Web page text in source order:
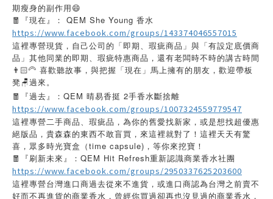
期瘦身的副作用😄
🧧『現在』： QEM She Young 香水
https://www.facebook.com/groups/143374046557015
這裡專營現貨，自己公司的「即期、瑕疵商品」與「有設定底價商
品」其他同業的即期、瑕疵特惠商品，還有老闆時不時的講古時間
👨🏻‍🦳 喜歡聽故事，與把握「現在」馬上擁有的朋友，歡迎帶板
凳🪑過來。
🧧『過去』：QEM 晴易香挺 2手香水斷捨離
https://www.facebook.com/groups/1007324559779547
這裡專營二手商品、瑕疵品，為你的舊愛找新家，或是想找超優惠
絕版品，貴森森的東西不敢盲買，來這裡就對了！這裡天天有驚
喜，眾多時光寶盒（time capsule)，等你來挖寶！
🧧『刷新未來』：QEM Hit Refresh重新認識商業香水社團
https://www.facebook.com/groups/2950337625203600
這裡專營台灣進口商過去從來不進貨，或進口商認為台灣之前賣不
好而不再進貨的商業香水，曾經你買過卻再也沒見過的商業香水，